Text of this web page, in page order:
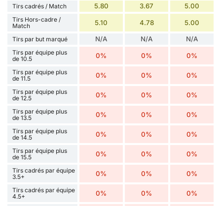
Tirs cadrés / Match 5.80 3.67 5.00
Tirs Hors-cadre /
Match
5.10 4.78 5.00
Tirs par but marqué N/A N/A N/A
Tirs par équipe plus
de 10.5
0% 0% 0%
Tirs par équipe plus
de 11.5
0% 0% 0%
Tirs par équipe plus
de 12.5
0% 0% 0%
Tirs par équipe plus
de 13.5
0% 0% 0%
Tirs par équipe plus
de 14.5
0% 0% 0%
Tirs par équipe plus
de 15.5
0% 0% 0%
Tirs cadrés par équipe
3.5+
0% 0% 0%
Tirs cadrés par équipe
4.5+
0% 0% 0%